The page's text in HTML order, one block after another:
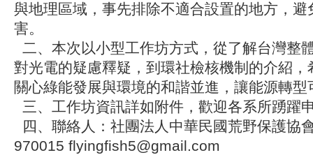
與地理區域，事先排除不適合設置的地方，避
害。
二、本次以小型工作坊方式，從了解台灣整
對光電的疑慮釋疑，到環社檢核機制的介紹，
關心綠能發展與環境的和諧並進，讓能源轉型
三、工作坊資訊詳如附件，歡迎各系所踴躍
四、聯絡人：社團法人中華民國荒野保護協
970015 flyingfish5@gmail.com